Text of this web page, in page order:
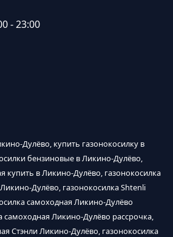
- 23:00
Дулёво, купить газонокосилку в
бензиновые в Ликино-Дулёво,
купить в Ликино-Дулёво, газонокосилка
Дулёво, газонокосилка Shtenli
самоходная Ликино-Дулёво
самоходная Ликино-Дулёво рассрочка,
Стэнли Ликино-Дулёво, газонокосилка